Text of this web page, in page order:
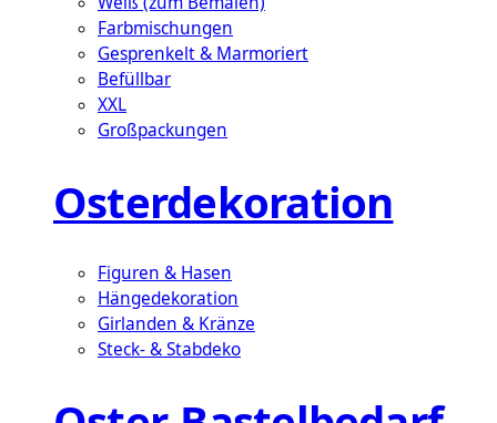
Farbmischungen
Gesprenkelt & Marmoriert
Befüllbar
XXL
Großpackungen
Osterdekoration
Figuren & Hasen
Hängedekoration
Girlanden & Kränze
Steck- & Stabdeko